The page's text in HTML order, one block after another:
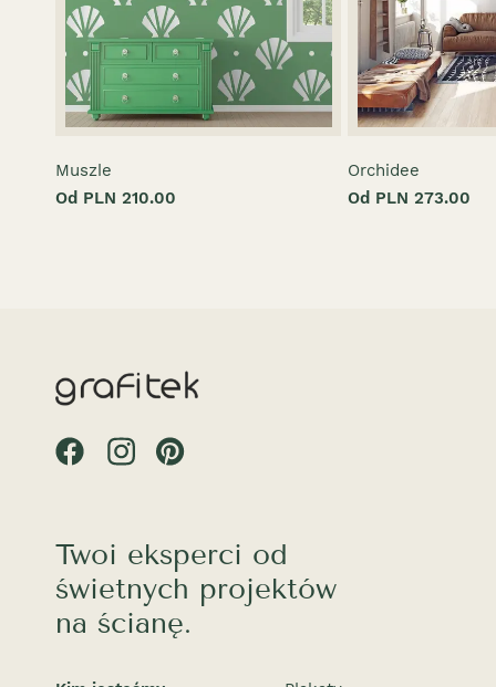
Muszle
Od PLN 210.00
Orchidee
Od PLN 273.00
Twoi eksperci od
świetnych projektów
na ścianę.